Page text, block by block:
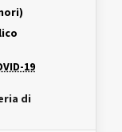
19
di